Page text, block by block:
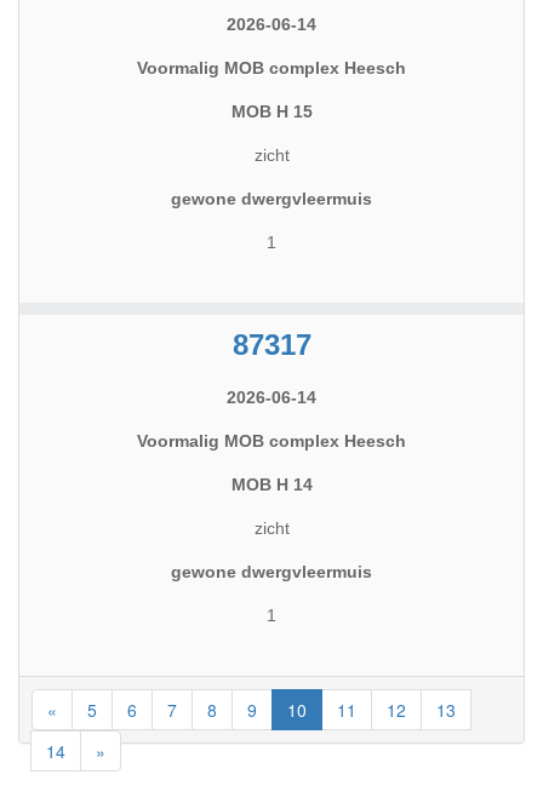
2026-06-14
Voormalig MOB complex Heesch
MOB H 15
zicht
gewone dwergvleermuis
1
87317
2026-06-14
Voormalig MOB complex Heesch
MOB H 14
zicht
gewone dwergvleermuis
1
« 5 6 7 8 9 10 11 12
13
14
»